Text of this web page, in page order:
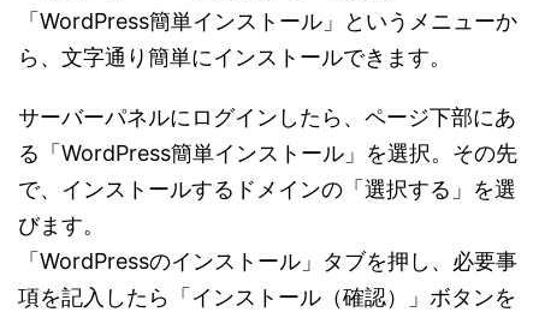
「WordPress簡単インストール」というメニューか
ら、文字通り簡単にインストールできます。
サーバーパネルにログインしたら、ページ下部にあ
る「WordPress簡単インストール」を選択。その先
で、インストールするドメインの「選択する」を選
びます。
「WordPressのインストール」タブを押し、必要事
項を記入したら「インストール（確認）」ボタンを